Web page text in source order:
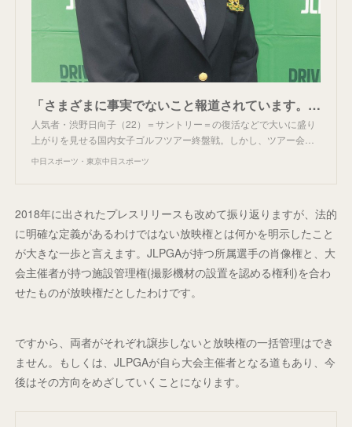
「さまざまに事実でないこと報道されています。ご留意ください」JLPGA『放映権問題』ツアー水面下は穏やかでなく【ゴルフ】：中日スポーツ・東京中日スポーツ
人気者・渋野日向子（22）＝サントリー＝の復活などで大いに盛り
上がりを見せる国内女子ゴルフツアー終盤戦。しかし、ツアー会…
中日スポーツ・東京中日スポーツ
2018年に出されたプレスリリースも改めて振り返りますが、法的
に明確な定義があるわけではない放映権とは何かを明示したこと
が大きな一歩と言えます。JLPGAが持つ所属選手の肖像権と、大
会主催者が持つ施設管理権(撮影機材の設置を認める権利)を合わ
せたものが放映権だとしたわけです。
ですから、両者がそれぞれ譲歩しないと放映権の一括管理はでき
ません。もしくは、JLPGAが自ら大会主催者となる道もあり、今
後はその方向をめざしていくことになります。